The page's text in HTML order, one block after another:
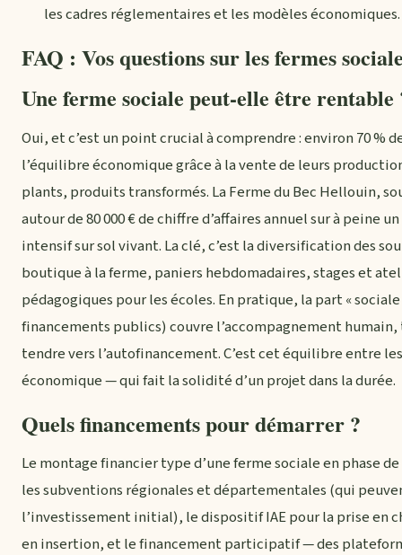
les cadres réglementaires et les modèles économiques.
FAQ : Vos questions sur les fermes
Une ferme sociale peut-elle être rentable
Oui, et c’est un point crucial à comprendre : environ 70 %
l’équilibre économique grâce à la vente de leurs
plants, produits transformés. La Ferme du Bec Hellouin,
autour de 80 000 € de chiffre d’affaires annuel sur à peine
intensif sur sol vivant. La clé, c’est la diversification des
boutique à la ferme, paniers hebdomadaires, stages et
pédagogiques pour les écoles. En pratique, la part «
financements publics) couvre l’accompagnement
tendre vers l’autofinancement. C’est cet équilibre entre
économique — qui fait la solidité d’un projet dans la durée.
Quels financements pour démarrer ?
Le montage financier type d’une ferme sociale en phase
les subventions régionales et départementales (qui
l’investissement initial), le dispositif IAE pour la prise en
en insertion, et le financement participatif — des